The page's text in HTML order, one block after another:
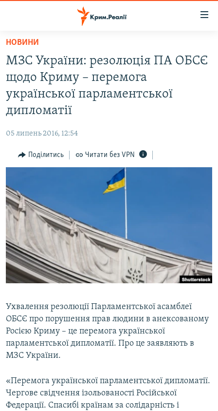
Перейти
основного
матеріалу
Перейти
до
основної
Перейти
пошуку
ВОДА.КРИМ
ВІДЕО ТА ФОТО
ІНТЕРВ'Ю
СПЕЦПРОЕКТИ
ДЕПОРТАЦІЯ
ВІДЕОУРОКИ «ELIFBE»
СВІДЧЕННЯ ОКУПАЦІЇ
УКРАЇНСЬКА ПРОБЛЕМА КРИМУ
ІНФОГРАФІКА
ЯК ОБІЙТИ БЛОКУВАННЯ
Русский
Qırımtatar
ДОЛУЧАЙСЯ!
Усі сайти RFE/RL
НОВИНИ
МЗС України: резолюція ПА ОБСЄ
щодо Криму – перемога
української парламентської
дипломатії
05 липень 2016, 12:54
Поділитись Читати без VPN
Ухвалення резолюції Парламентської асамблеї
ОБСЄ про порушення прав людини в анексованому
Росією Криму – це перемога української
парламентської дипломатії. Про це заявляють в
МЗС України.
«Перемога української парламентської дипломатії.
Чергове свідчення ізольованості Російської
Федерації. Спасибі країнам за солідарність і